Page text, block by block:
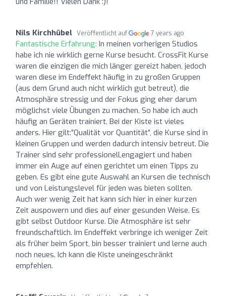
Nils Kirchhübel Veröffentlicht auf 7 years ago
Fantastische Erfahrung: In meinen vorherigen Studios
habe ich nie wirklich gerne Kurse besucht. CrossFit Kurse
waren die einzigen die mich länger gereizt haben, jedoch
waren diese im Endeffekt häufig in zu großen Gruppen
(aus dem Grund auch nicht wirklich gut betreut), die
Atmosphäre stressig und der Fokus ging eher darum
möglichst viele Übungen zu machen. So habe ich auch
häufig an Geräten trainiert. Bei der Kiste ist vieles
anders. Hier gilt:”Qualität vor Quantität”, die Kurse sind in
kleinen Gruppen und werden dadurch intensiv betreut. Die
Trainer sind sehr professionell,engagiert und haben
immer ein Auge auf einen gerichtet um einen Tipps zu
geben. Es gibt eine gute Auswahl an Kursen die technisch
und von Leistungslevel für jeden was bieten sollten.
Auch wer wenig Zeit hat kann sich hier in einer kurzen
Zeit auspowern und dies auf einer gesunden Weise. Es
gibt selbst Outdoor Kurse. Die Atmosphäre ist sehr
freundschaftlich. Im Endeffekt verbringe ich weniger Zeit
als früher beim Sport, bin besser trainiert und lerne auch
noch neues. Ich kann die Kiste uneingeschränkt
empfehlen.